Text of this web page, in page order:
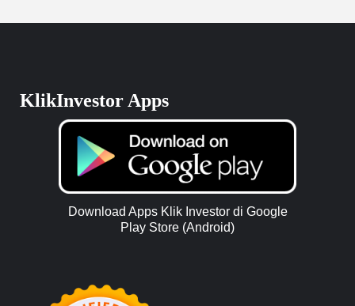
KlikInvestor Apps
Download Apps Klik Investor di Google
Play Store (Android)